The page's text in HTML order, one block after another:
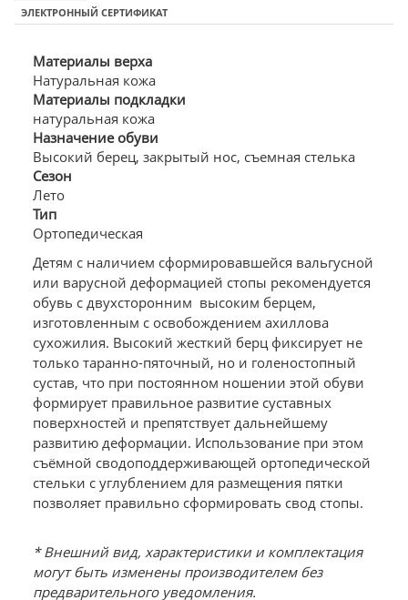
ЭЛЕКТРОННЫЙ СЕРТИФИКАТ
Материалы верха
Натуральная кожа
Материалы подкладки
натуральная кожа
Назначение обуви
Высокий берец, закрытый нос, съемная стелька
Сезон
Лето
Тип
Ортопедическая
Детям с наличием сформировавшейся вальгусной
или варусной деформацией стопы рекомендуется
обувь с двухсторонним высоким берцем,
изготовленным с освобождением ахиллова
сухожилия. Высокий жесткий берц фиксирует не
только таранно-пяточный, но и голеностопный
сустав, что при постоянном ношении этой обуви
формирует правильное развитие суставных
поверхностей и препятствует дальнейшему
развитию деформации. Использование при этом
съёмной сводоподдерживающей ортопедической
стельки с углублением для размещения пятки
позволяет правильно сформировать свод стопы.
* Внешний вид, характеристики и комплектация
могут быть изменены производителем без
предварительного уведомления.